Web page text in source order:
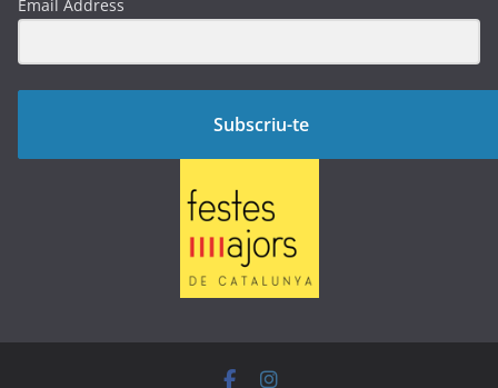
Email Address
Subscriu-te